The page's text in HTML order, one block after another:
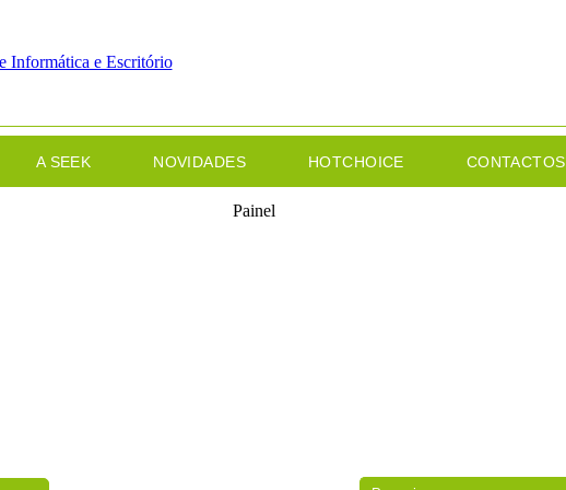
A SEEK NOVIDADES HOTCHOICE CONTACTOS